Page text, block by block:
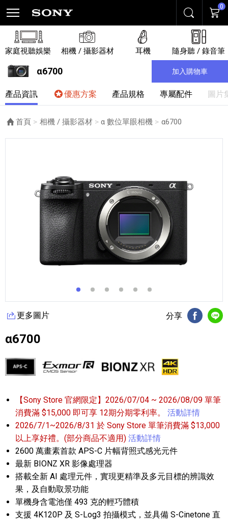
搜尋 購物
0
家庭視聽娛樂 相機 / 攝影器材 耳機 隨身聽 / 錄音筆
α6700 加入購物車
產品資訊 優惠方案 產品規格 專屬配件 圖片
首頁 相機 / 攝影器材 α 數位單眼相機 目前頁面：
α6700
更多圖片 分享
FB分享
α6700
【Sony Store 官網限定】2026/07/04 ~ 2026/08/09 單筆
消費滿 $15,000 即可享 12期分期零利率。
活動詳情
2026/7/1~2026/8/31 於 Sony Store 單筆消費滿 $13,000
以上享好禮。(部分商品不適用) 活動詳情
2600 萬畫素首款 APS-C 片幅背照式感光元件
最新 BIONZ XR 影像處理器
搭載全新 AI 處理元件，實現更精準及多元目標的辨識效
果，及自動取景功能
單機身含電池僅 493 克的輕巧體積
支援 4K120P 及 S-Log3 拍攝模式，並具備 S-Cinetone 直